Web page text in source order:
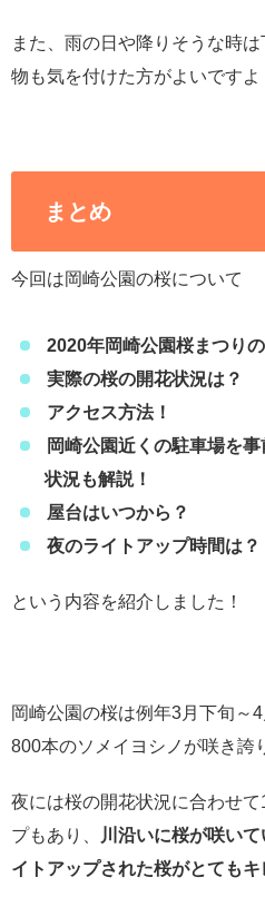
また、雨の日や降りそうな時
物も気を付けた方がよいですよ
まとめ
今回は岡崎公園の桜について
2020年岡崎公園桜まつり
実際の桜の開花状況は？
アクセス方法！
岡崎公園近くの駐車場を
状況も解説！
屋台はいつから？
夜のライトアップ時間は？
という内容を紹介しました！
岡崎公園の桜は例年3月下旬～
800本のソメイヨシノが咲き誇
夜には桜の開花状況に合わせ
プもあり、
川沿いに桜が咲い
イトアップされた桜がとてもキ